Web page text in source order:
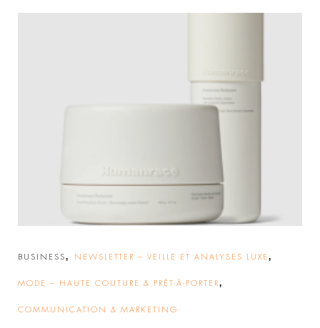
BUSINESS, NEWSLETTER – VEILLE ET ANALYSES LUXE ,
MODE – HAUTE COUTURE & PRÊT-À-PORTER,
COMMUNICATION & MARKETING